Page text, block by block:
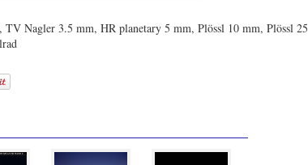
Nagler 3.5 mm, HR planetary 5 mm, Plössl 10 mm, Plössl 25